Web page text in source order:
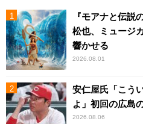
『モアナと伝説
松也、ミュージ
響かせる
2026.08.01
安仁屋氏「こう
よ」初回の広島
2026.08.06